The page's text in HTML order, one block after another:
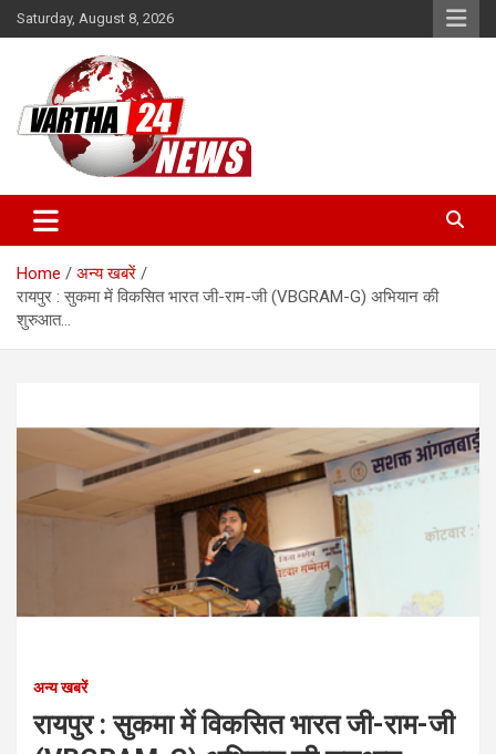
Skip
to
Saturday, August 8, 2026
Vartha 24
Home
अन्य खबरें
रायपुर : सुकमा में विकसित भारत जी-राम-जी (VBGRAM-G) अभियान की
शुरुआत…
अन्य खबरें
रायपुर : सुकमा में विकसित भारत जी-राम-जी